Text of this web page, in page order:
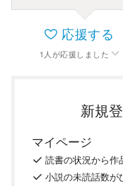
応援する
1 人 が応援しました
新規
マイページ
読書の状況から作
小説の未読話数が